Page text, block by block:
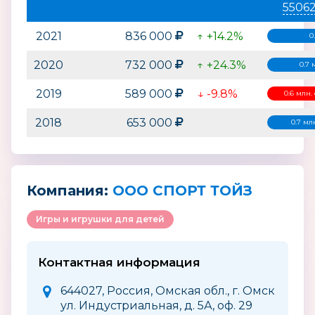
2021 836 000 ↑ +14.2%
2020 732 000 ↑ +24.3% 0.7
2019 589 000 ↓ -9.8% 0.6 млн.
2018 653 000 0.7
Компания: ООО СПОРТ ТОЙЗ
Игры и игрушки для детей
Контактная информация
644027, Россия, Омская обл., г. Омск
ул. Индустриальная, д. 5А, оф. 29